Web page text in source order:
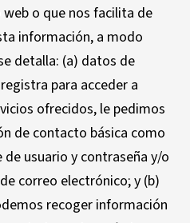
o que nos facilita de
información, a modo
detalla: (a) datos de
para acceder a
ofrecidos, le pedimos
de contacto básica como
usuario y contraseña y/o
correo electrónico; y (b)
recoger información